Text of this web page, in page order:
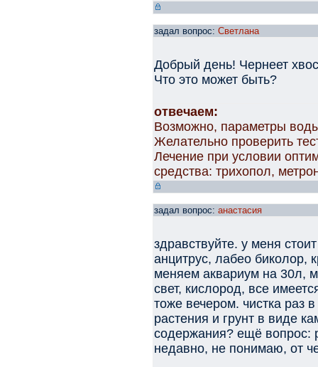
задал вопрос: Светлана
Добрый день! Чернеет
Что это может быть?
отвечаем:
Возможно, параметры
Желательно проверить
Лечение при условии
средства: трихопол,
задал вопрос: анастасия
здравствуйте. у меня
анцитрус, лабео биколор,
меняем аквариум на 30л,
свет, кислород, все
тоже вечером. чистка раз
растения и грунт в виде
содержания? ещё вопрос:
недавно, не понимаю, от